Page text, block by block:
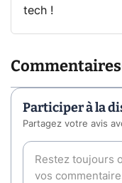
tech !
Commentaires
Participer à la
Partagez votre avis